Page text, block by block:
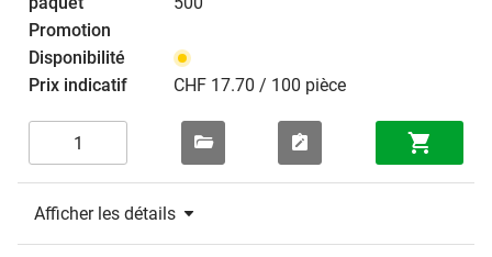
CHF 17.70 / 100 pièce
Afficher les détails